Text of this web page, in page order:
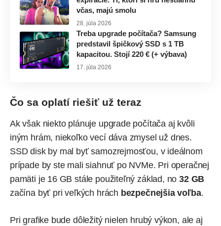
včas, majú smolu
28. júla 2026
Treba upgrade počítača? Samsung
predstavil špičkový SSD s 1 TB
kapacitou. Stojí 220 € (+ výbava)
17. júla 2026
Čo sa oplatí riešiť už teraz
Ak však niekto plánuje upgrade počítača aj kvôli
iným hrám, niekoľko vecí dáva zmysel už dnes.
SSD disk by mal byť samozrejmosťou, v ideálnom
prípade by ste mali siahnuť po NVMe. Pri operačnej
pamäti je 16 GB stále použiteľný základ, no32 GB
začína byť pri veľkých hrách bezpečnejšia voľba.
Pri grafike bude dôležitý nielen hrubý výkon, ale aj